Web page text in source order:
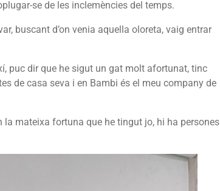
se de les inclemències del temps.
buscant d’on venia aquella oloreta, vaig entrar
puc dir que he sigut un gat molt afortunat, tinc
de casa seva i en Bambi és el meu company de
mateixa fortuna que he tingut jo, hi ha persones